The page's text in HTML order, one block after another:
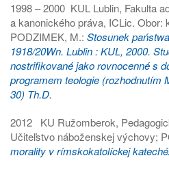
1998 – 2000 KUL Lublin, Fakulta
a kanonického práva, ICLic. Obor:
PODZIMEK, M.: Stosunek
1918/20Wn. Lublin : KUL, 2000.
nostrifikované jako rovnocenné s
programem teologie (rozhodnutím
30) Th.D.
2012 KU Ružomberok,
Učiteľstvo náboženskej výchovy;
morality v rímskokatolíckej